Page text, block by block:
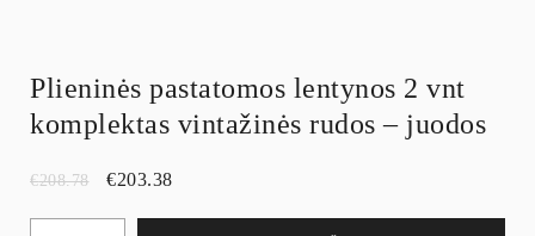
Plieninės pastatomos lentynos 2 vnt
komplektas vintažinės rudos – juodos
€208.78 €203.38